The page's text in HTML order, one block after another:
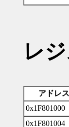
レ
アドレス
0x1F801000
0x1F801004